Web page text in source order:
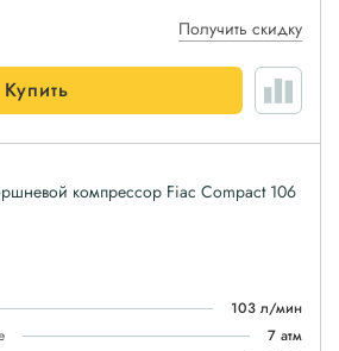
Получить скидку
Купить
компрессор Fiac Compact 106
103 л/мин
7 атм